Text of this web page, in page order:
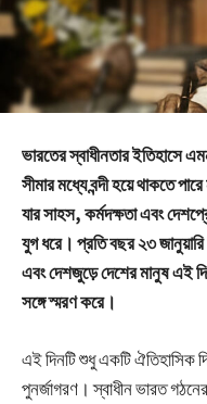
ভারতের স্বাধীনতার ইতিহাসে
সীমার মধ্যে বন্দী হয়ে থাকতে
যার সাহস, কর্মদক্ষতা এবং
যুগ ধরে। প্রতি বছর ২৩ জানুয়ারি
এবং দেশজুড়ে দেশের মানুষ এই
সঙ্গে স্মরণ করে।
এই দিনটি শুধু একটি ঐতিহাসিক
পুনর্জাগরণ। স্বাধীন ভারত